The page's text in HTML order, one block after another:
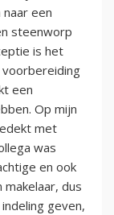
een
steenworp
is het
een
Op mijn
met
was
en ook
dus
geven,